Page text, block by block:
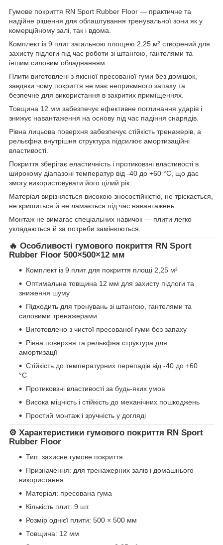
Гумове покриття RN Sport Rubber Floor — практичне та
надійне рішення для облаштування тренувальної зони як у
комерційному залі, так і вдома.
Комплект із 9 плит загальною площею 2,25 м² створений для
захисту підлоги під час роботи зі штангою, гантелями та
іншим силовим обладнанням.
Плити виготовлені з якісної пресованої гуми без домішок,
завдяки чому покриття не має неприємного запаху та
безпечне для використання в закритих приміщеннях.
Товщина 12 мм забезпечує ефективне поглинання ударів і
знижує навантаження на основу під час падіння снарядів.
Рівна лицьова поверхня забезпечує стійкість тренажерів, а
рельєфна внутрішня структура підсилює амортизаційні
властивості.
Покриття зберігає еластичність і протиковзні властивості в
широкому діапазоні температур від -40 до +60 °C, що дає
змогу використовувати його цілий рік.
Матеріал вирізняється високою зносостійкістю, не тріскається,
не кришиться й не ламається під час навантажень.
Монтаж не вимагає спеціальних навичок — плити легко
укладаються й за потреби замінюються.
🔥 Особливості гумового покриття RN Sport
Rubber Floor 500×500×12 мм
Комплект із 9 плит для покриття площі 2,25 м²
Оптимальна товщина 12 мм для захисту підлоги та
зниження шуму
Підходить для тренувань зі штангою, гантелями та
силовими тренажерами
Виготовлено з чистої пресованої гуми без запаху
Рівна поверхня та рельєфна структура для
амортизації
Стійкість до температурних перепадів від -40 до +60
°C
Протиковзні властивості за будь-яких умов
Висока міцність і стійкість до механічних пошкоджень
Простий монтаж і зручність у догляді
⚙️ Характеристики гумового покриття RN Sport
Rubber Floor
Тип: захисне гумове покриття
Призначення: для тренажерних залів і домашнього
використання
Матеріал: пресована гума
Кількість плит: 9 шт.
Розмір однієї плити: 500 × 500 мм
Товщина: 12 мм